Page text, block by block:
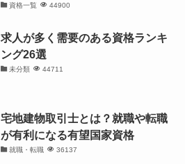
資格一覧 44900
求人が多く需要のある資格ランキ
ング26選
未分類 44711
宅地建物取引士とは？就職や転職
が有利になる有望国家資格
就職・転職 36137